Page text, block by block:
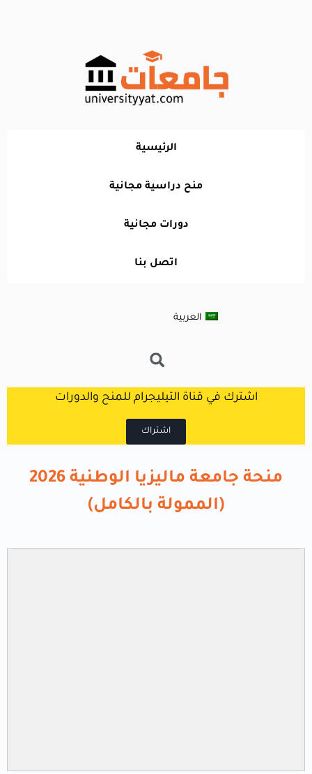
الرئيسية
منح دراسية مجانية
دورات مجانية
اتصل بنا
العربية
اشترك في قناة التيليجرام للمنح والدورات
اشتراك
منحة جامعة ماليزيا الوطنية 2026
(الممولة بالكامل)